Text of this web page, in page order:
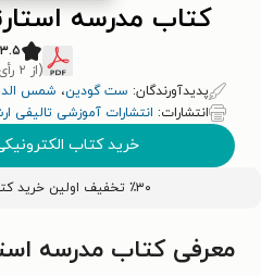
کتاب مدرسه
۳.۵ امتیاز
(از ۲ رأی)
پدیدآورندگان: ست گودین، شمس
انتشارات: انتشارات آموزشی تالیفی
خرید کتاب
٪۳۰ تخفیف اولین خرید کتاب با کد
معرفی کتاب مدرسه